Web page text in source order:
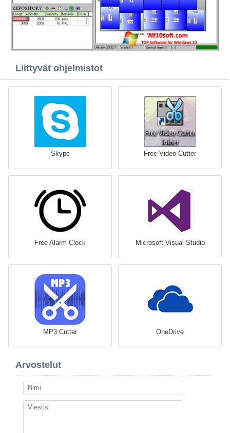
Liittyvät ohjelmistot
Skype Free Video Cutter
Free Alarm Clock Microsoft Visual Studio
MP3 Cutter OneDrive
Arvostelut